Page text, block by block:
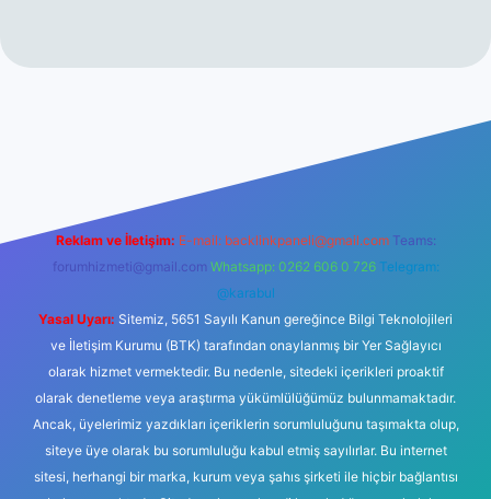
Reklam ve İletişim: E-mail: backlinkpaneli@gmail.com Teams:
forumhizmeti@gmail.com Whatsapp: 0262 606 0 726 Telegram:
@karabul
Yasal Uyarı: Sitemiz, 5651 Sayılı Kanun gereğince Bilgi Teknolojileri
ve İletişim Kurumu (BTK) tarafından onaylanmış bir Yer Sağlayıcı
olarak hizmet vermektedir. Bu nedenle, sitedeki içerikleri proaktif
olarak denetleme veya araştırma yükümlülüğümüz bulunmamaktadır.
Ancak, üyelerimiz yazdıkları içeriklerin sorumluluğunu taşımakta olup,
siteye üye olarak bu sorumluluğu kabul etmiş sayılırlar. Bu internet
sitesi, herhangi bir marka, kurum veya şahıs şirketi ile hiçbir bağlantısı